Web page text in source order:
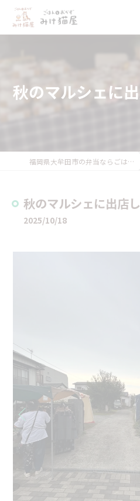
秋のマルシェに
福岡県大牟田市の弁当ならごはんとおかず みけ猫屋
秋のマルシェに出店
2025/10/18